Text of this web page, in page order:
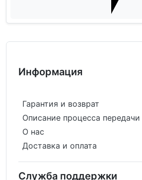
Информация
Гарантия и возврат
Описание процесса
О нас
Доставка и оплата
Служба поддержки